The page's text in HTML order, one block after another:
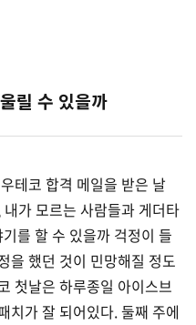
릴 수 있을까
테코 합격 메일을 받은 날
가 모르는 사람들과 게더타
를 할 수 있을까 걱정이 들
을 했던 것이 민망해질 정도
첫날은 하루종일 아이스브
치가 잘 되어있다. 둘째 주에